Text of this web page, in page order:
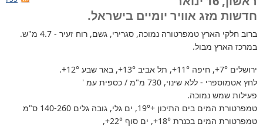
חדשות מזג אוויר יומיים בישראל.
ברוב חלקי הארץ טמפרטורה נמוכה, סגרירי, גשם, רוח זעיר - 4.7 מ"ש.
במרכז הארץ מבול.
ירושלים +7°, חיפה +11°, תל אביב +13°, באר שבע +12°
.
לחץ אטמוספרי - ללא שינוי, 730 מ"מ / כספית עמ '
פעילות שמש נמוכה.
טמפרטורת המים בים התיכון +19°
, ים גלי, גובה גלים 140-260 ס"מ
טמפרטורת המים בכנרת +18°, ים סוף +22°
,